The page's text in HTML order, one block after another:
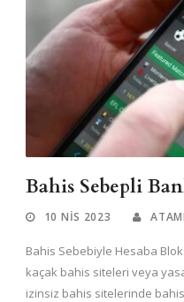
Bahis Sebepli
10 NIS 2023
Bahis Sebebiyle Hesaba
kaçak bahis siteleri veya
izinsiz bahis sitelerinde